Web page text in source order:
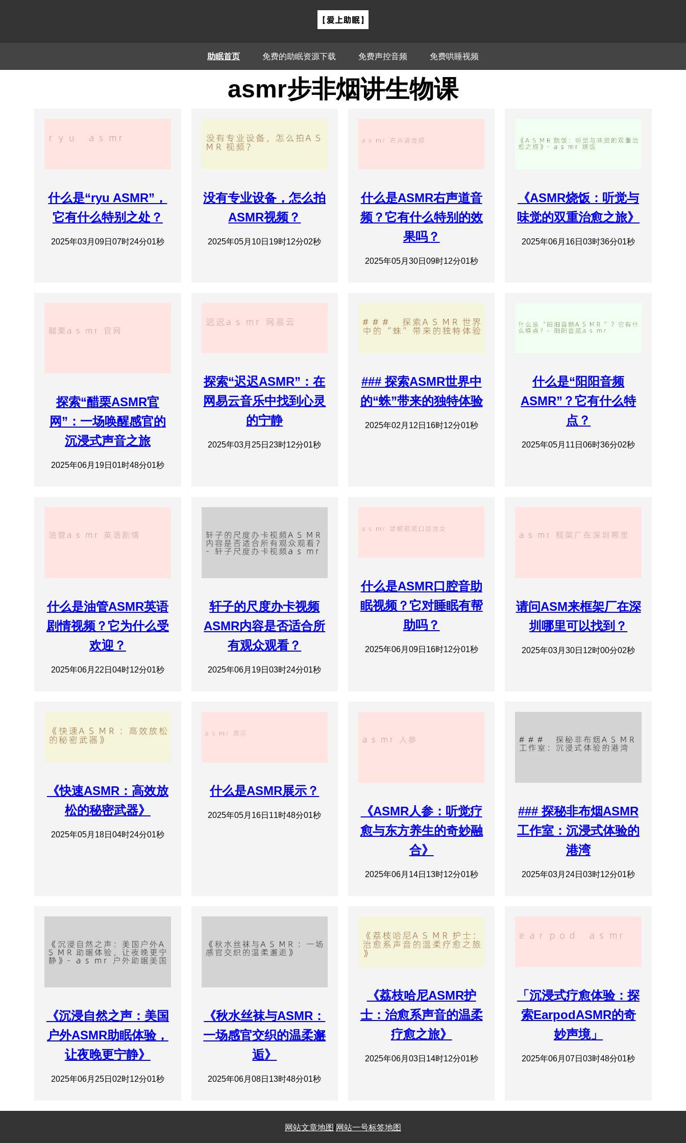
助眠首页 免费的助眠资源下载 免费声控音频 免费哄睡视频
asmr步非烟讲生物课
什么是“ryu ASMR”，
它有什么特别之处？
2025年03月09日07时24分01秒
没有专业设备，怎么拍
ASMR视频？
2025年05月10日19时12分02秒
什么是ASMR右声道音
频？它有什么特别的效
果吗？
2025年05月30日09时12分01秒
《ASMR烧饭：听觉与
味觉的双重治愈之旅》
2025年06月16日03时36分01秒
探索“醋栗ASMR官
网”：一场唤醒感官的
沉浸式声音之旅
2025年06月19日01时48分01秒
探索“迟迟ASMR”：在
网易云音乐中找到心灵
的宁静
2025年03月25日23时12分01秒
### 探索ASMR世界中
的“蛛”带来的独特体验
2025年02月12日16时12分01秒
什么是“阳阳音频
ASMR”？它有什么特
点？
2025年05月11日06时36分02秒
什么是油管ASMR英语
剧情视频？它为什么受
欢迎？
2025年06月22日04时12分01秒
轩子的尺度办卡视频
ASMR内容是否适合所
有观众观看？
2025年06月19日03时24分01秒
什么是ASMR口腔音助
眠视频？它对睡眠有帮
助吗？
2025年06月09日16时12分01秒
请问ASM来框架厂在深
圳哪里可以找到？
2025年03月30日12时00分02秒
《快速ASMR：高效放
松的秘密武器》
2025年05月18日04时24分01秒
什么是ASMR展示？
2025年05月16日11时48分01秒
《ASMR人参：听觉疗
愈与东方养生的奇妙融
合》
2025年06月14日13时12分01秒
### 探秘非布烟ASMR
工作室：沉浸式体验的
港湾
2025年03月24日03时12分01秒
《沉浸自然之声：美国
户外ASMR助眠体验，
让夜晚更宁静》
2025年06月25日02时12分01秒
《秋水丝袜与ASMR：
一场感官交织的温柔邂
逅》
2025年06月08日13时48分01秒
《荔枝哈尼ASMR护
士：治愈系声音的温柔
疗愈之旅》
2025年06月03日14时12分01秒
「沉浸式疗愈体验：探
索EarpodASMR的奇
妙声境」
2025年06月07日03时48分01秒
网站文章地图/网站一号标签地图